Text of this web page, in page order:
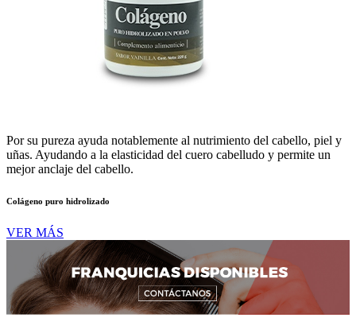
Por su pureza ayuda notablemente al nutrimiento del cabello, piel y
uñas. Ayudando a la elasticidad del cuero cabelludo y permite un
mejor anclaje del cabello.
Colágeno puro hidrolizado
VER MÁS